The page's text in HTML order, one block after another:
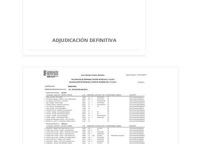
ADJUDICACIÓN DEFINITIVA